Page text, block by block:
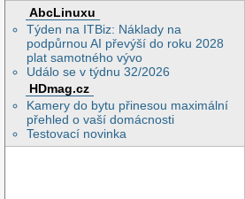
AbcLinuxu
Týden na ITBiz: Náklady na
podpůrnou AI převýší do roku 2028
plat samotného vývo
Událo se v týdnu 32/2026
HDmag.cz
Kamery do bytu přinesou maximální
přehled o vaší domácnosti
Testovací novinka